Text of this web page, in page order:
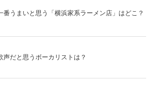
番うまいと思う「横浜家系ラーメン店」はどこ？
声だと思うボーカリストは？